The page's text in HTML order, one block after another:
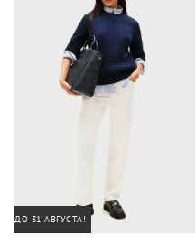
ДО 31 АВГУСТА!